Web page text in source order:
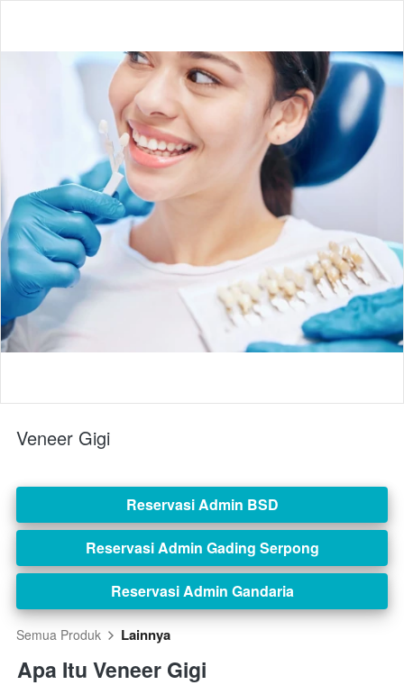
Veneer Gigi
`Reservasi Admin BSD
`Reservasi Admin Gading Serpong
`Reservasi Admin Gandaria
Semua Produk Lainnya
Apa Itu Veneer Gigi